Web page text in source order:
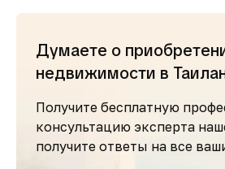
Думаете о
недвижимости в
Получите бесплатную
консультацию эксперта
получите ответы на все